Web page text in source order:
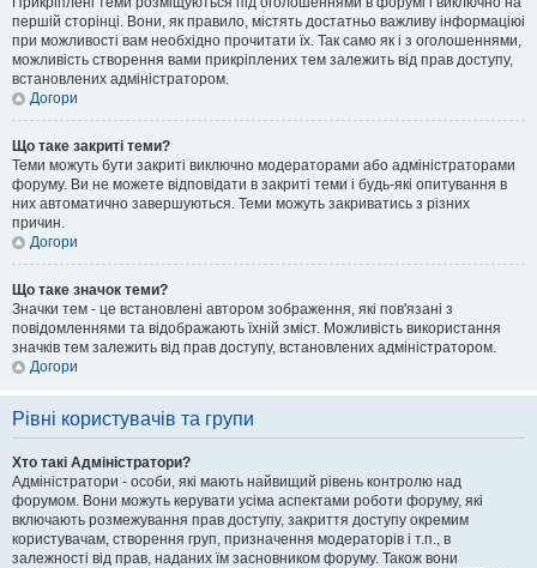
першій сторінці. Вони, як правило, містять достатньо важливу інформаціюі
при можливості вам необхідно прочитати їх. Так само як і з оголошеннями,
можливість створення вами прикріплених тем залежить від прав доступу,
встановлених адміністратором.
Догори
Що таке закриті теми?
Теми можуть бути закриті виключно модераторами або адміністраторами
форуму. Ви не можете відповідати в закриті теми і будь-які опитування в
них автоматично завершуються. Теми можуть закриватись з різних
причин.
Догори
Що таке значок теми?
Значки тем - це встановлені автором зображення, які пов'язані з
повідомленнями та відображають їхній зміст. Можливість використання
значків тем залежить від прав доступу, встановлених адміністратором.
Догори
Рівні користувачів та групи
Хто такі Адміністратори?
Адміністратори - особи, які мають найвищий рівень контролю над
форумом. Вони можуть керувати усіма аспектами роботи форуму, які
включають розмежування прав доступу, закриття доступу окремим
користувачам, створення груп, призначення модераторів і т.п., в
залежності від прав, наданих їм засновником форуму. Також вони